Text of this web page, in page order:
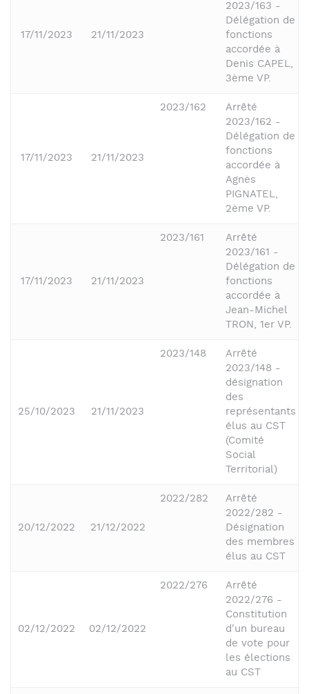
17/11/2023 21/11/2023
2023/163 -
Délégation de
fonctions
accordée à
Denis CAPEL,
3ème VP.
17/11/2023 21/11/2023
2023/162
Arrêté
2023/162 -
Délégation de
fonctions
accordée à
Agnès
PIGNATEL,
2ème VP.
17/11/2023 21/11/2023
2023/161
Arrêté
2023/161 -
Délégation de
fonctions
accordée à
Jean-Michel
TRON, 1er VP.
25/10/2023 21/11/2023
2023/148
Arrêté
2023/148 -
désignation
des
représentants
élus au CST
(Comité
Social
Territorial)
20/12/2022 21/12/2022
2022/282
Arrêté
2022/282 -
Désignation
des membres
élus au CST
02/12/2022 02/12/2022
2022/276
Arrêté
2022/276 -
Constitution
d'un bureau
de vote pour
les élections
au CST